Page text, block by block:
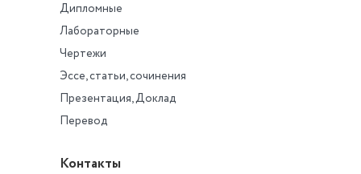
Дипломные
Лабораторные
Чертежи
Эссе, статьи, сочинения
Презентация, Доклад
Перевод
Контакты